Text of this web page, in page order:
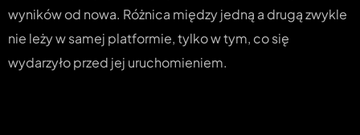
wyników od nowa. Różnica między jedną a drugą zwykle
nie leży w samej platformie, tylko w tym, co się
wydarzyło przed jej uruchomieniem.